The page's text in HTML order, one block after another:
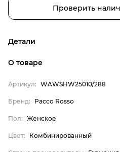
Проверить
Детали
О товаре
Артикул: WAWSHW25010/288
Бренд: Pacco Rosso
Пол: Женское
Цвет: Комбинированный